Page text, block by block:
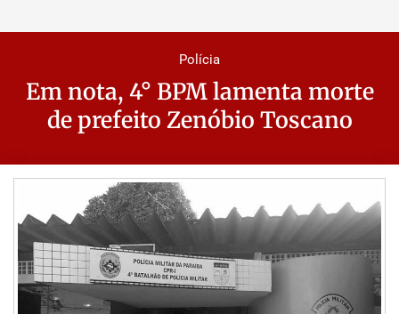
Polícia
Em nota, 4° BPM lamenta morte
de prefeito Zenóbio Toscano